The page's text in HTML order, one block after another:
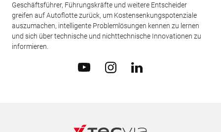
Geschäftsführer, Führungskräfte und weitere Entscheider
greifen auf Autoflotte zurück, um Kostensenkungspotenziale
auszumachen, intelligente Problemlösungen kennen zu lernen
und sich über technische und nichttechnische Innovationen zu
informieren.